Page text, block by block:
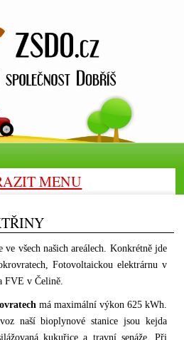
MENU
všech našich areálech. Konkrétně jde
Fotovoltaickou elektrárnu v
FVE v Čelině.
má maximální výkon 625 kWh.
naší bioplynové stanice jsou kejda
kukuřice a travní senáže. Při